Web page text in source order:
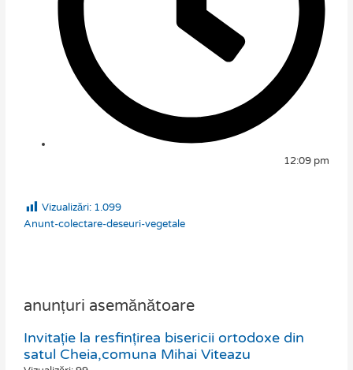
12:09 pm
Vizualizări: 1.099
Anunt-colectare-deseuri-vegetale
anunțuri asemănătoare
Invitație la resfințirea bisericii ortodoxe din
satul Cheia,comuna Mihai Viteazu
Page
Page
Page
PagePage